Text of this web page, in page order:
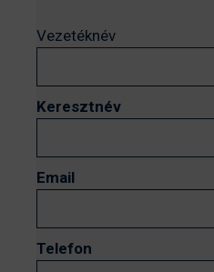
Vezetéknév
Keresztnév
Email
Telefon